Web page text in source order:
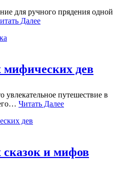
для ручного прядения одной
Далее
мифических дев
путешествие в
Читать Далее
сказок и мифов